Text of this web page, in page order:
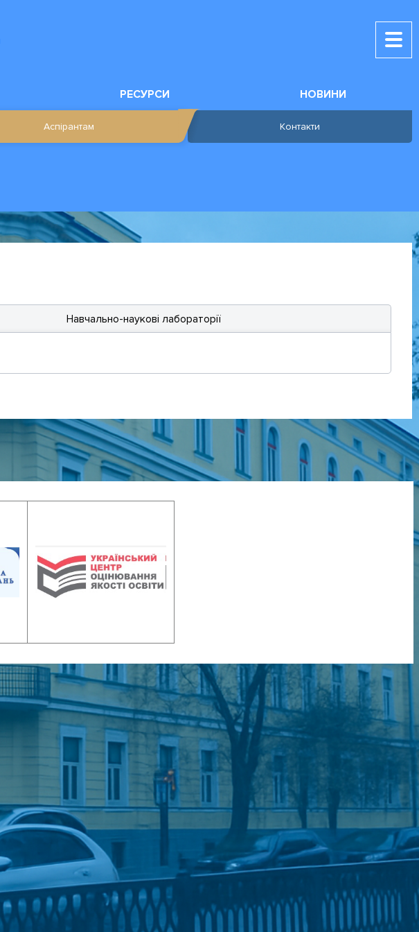
РЕСУРСИ НОВИНИ
Аспірантам Контакти
Навчально-наукові лабораторії